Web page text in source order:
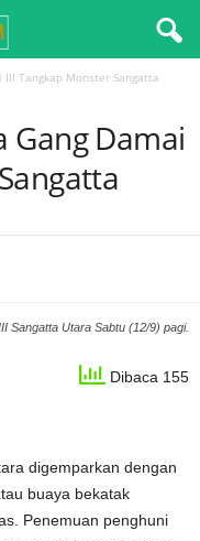
III Tangkap Monster Sangatta
Gang Damai
Sangatta Utara Sabtu (12/9) pagi.
Dibaca 155
digemparkan dengan
buaya bekatak
Penemuan penghuni